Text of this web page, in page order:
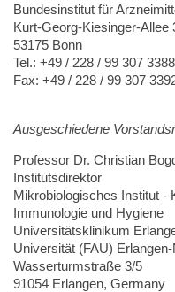
Bundesinstitut für
Kurt-Georg-Kiesinger-Allee
53175 Bonn
Tel.: +49 / 228 / 99 307 3388
Fax: +49 / 228 / 99 307
Ausgeschiedene
Professor Dr. Christian
Institutsdirektor
Mikrobiologisches Institut -
Immunologie und Hygiene
Universitätsklinikum
Universität (FAU)
Wasserturmstraße 3/5
91054 Erlangen, Germany